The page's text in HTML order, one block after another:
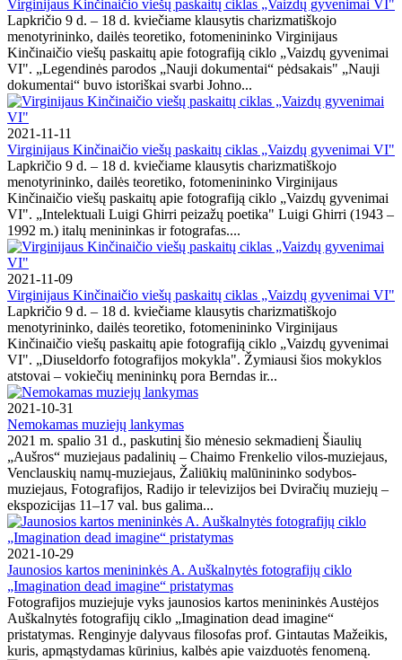
Virginijaus Kinčinaičio viešų paskaitų ciklas „Vaizdų gyvenimai VI"
Lapkričio 9 d. – 18 d. kviečiame klausytis charizmatiškojo
menotyrininko, dailės teoretiko, fotomenininko Virginijaus
Kinčinaičio viešų paskaitų apie fotografiją ciklo „Vaizdų gyvenimai
VI". „Legendinės parodos „Nauji dokumentai“ pėdsakais" „Nauji
dokumentai“ buvo istoriškai svarbi Johno...
2021-11-11
Virginijaus Kinčinaičio viešų paskaitų ciklas „Vaizdų gyvenimai VI"
Lapkričio 9 d. – 18 d. kviečiame klausytis charizmatiškojo
menotyrininko, dailės teoretiko, fotomenininko Virginijaus
Kinčinaičio viešų paskaitų apie fotografiją ciklo „Vaizdų gyvenimai
VI". „Intelektuali Luigi Ghirri peizažų poetika" Luigi Ghirri (1943 –
1992 m.) italų menininkas ir fotografas....
2021-11-09
Virginijaus Kinčinaičio viešų paskaitų ciklas „Vaizdų gyvenimai VI"
Lapkričio 9 d. – 18 d. kviečiame klausytis charizmatiškojo
menotyrininko, dailės teoretiko, fotomenininko Virginijaus
Kinčinaičio viešų paskaitų apie fotografiją ciklo „Vaizdų gyvenimai
VI". „Diuseldorfo fotografijos mokykla". Žymiausi šios mokyklos
atstovai – vokiečių menininkų pora Berndas ir...
2021-10-31
Nemokamas muziejų lankymas
2021 m. spalio 31 d., paskutinį šio mėnesio sekmadienį Šiaulių
„Aušros“ muziejaus padalinių – Chaimo Frenkelio vilos-muziejaus,
Venclauskių namų-muziejaus, Žaliūkių malūnininko sodybos-
muziejaus, Fotografijos, Radijo ir televizijos bei Dviračių muziejų –
ekspozicijas 11–17 val. bus galima...
2021-10-29
Jaunosios kartos menininkės A. Auškalnytės fotografijų ciklo
„Imagination dead imagine“ pristatymas
Fotografijos muziejuje vyks jaunosios kartos menininkės Austėjos
Auškalnytės fotografijų ciklo „Imagination dead imagine“
pristatymas. Renginyje dalyvaus filosofas prof. Gintautas Mažeikis,
kuris, apmąstydamas kūrinius, kalbės apie vaizduotės fenomeną.